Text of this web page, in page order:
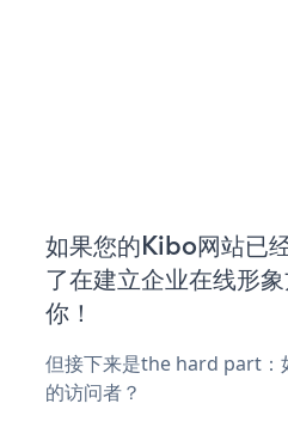
如果您的Kibo网站已
了在建立企业在线形
你！
但接下来是the hard part
的访问者？